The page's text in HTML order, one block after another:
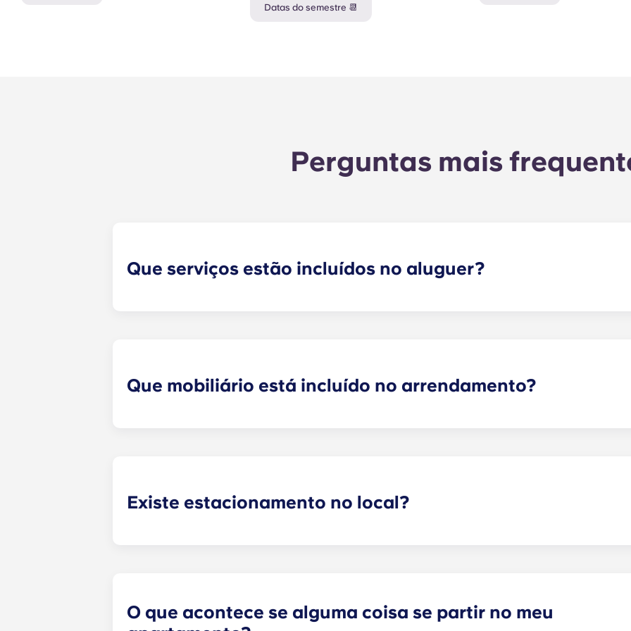
Datas do semestre 📆
Perguntas mais
Que serviços estão incluídos no aluguer?
Que mobiliário está incluído no arrendamento?
Existe estacionamento no local?
O que acontece se alguma coisa se partir no meu